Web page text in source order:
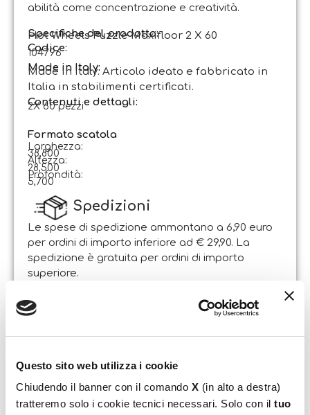
Questo sito web utilizza i cookie
Chiudendo il banner con il comando X (in alto a destra)
tratteremo solo i cookie tecnici necessari. Solo con il tuo
abilità come concentrazione e creatività.
Specifiche del prodotto:
Hot Wheels Puzzle Maxifloor 2 X 60
Codice:
104796
Made in Italy:
Made in Italy. Articolo ideato e fabbricato in
Italia in stabilimenti certificati.
Contenuti e dettagli:
2X 60 pezzi
Formato scatola
Larghezza:
38,800
Altezza:
28,500
Profondità:
5,700
Spedizioni
Le spese di spedizione ammontano a 6,90 euro
per ordini di importo inferiore ad € 29,90. La
spedizione è gratuita per ordini di importo
superiore.
Il pacco sarà spedito entro 1-2 giorni lavorativi
dalla data di ricezione dell’ordine. Sabato e
Resi
non oltre 14 giorni lavorativi dalla data di
ricevimento dei beni, attraverso lettera